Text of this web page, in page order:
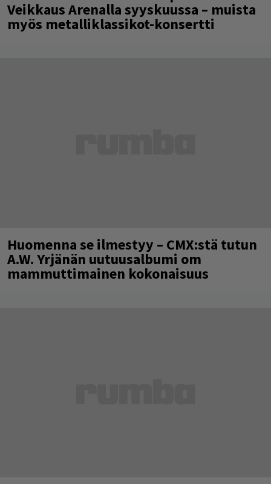
Veikkaus Arenalla syyskuussa – muista
myös metalliklassikot-konsertti
Huomenna se ilmestyy – CMX:stä tutun
A.W. Yrjänän uutuusalbumi om
mammuttimainen kokonaisuus